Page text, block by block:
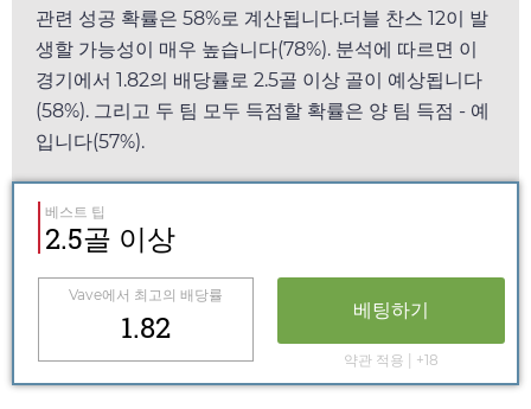
관련 성공 확률은 58%로 계산됩니다.더블 찬스 12이 발
생할 가능성이 매우 높습니다(78%). 분석에 따르면 이
경기에서 1.82의 배당률로 2.5골 이상 골이 예상됩니다
(58%). 그리고 두 팀 모두 득점할 확률은 양 팀 득점 - 예
입니다(57%).
베스트 팁
2.5골 이상
Vave에서 최고의 배당률
1.82 베팅하기
약관 적용 | +18